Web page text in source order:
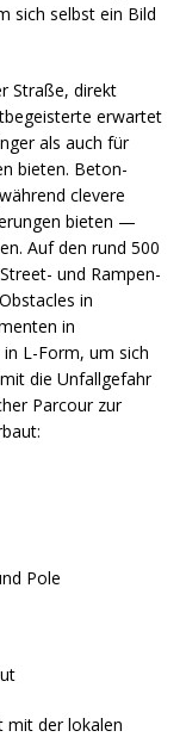
sich selbst ein Bild
Straße, direkt
erwartet
als auch für
bieten. Beton-
clevere
bieten —
Auf den rund 500
und Rampen-
in
in
L-Form, um sich
die Unfallgefahr
Parcour zur
Pole
mit der lokalen